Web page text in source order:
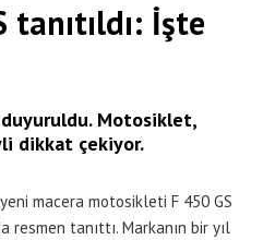
tanıtıldı: İşte
duyuruldu. Motosiklet,
dikkat çekiyor.
macera motosikleti F 450 GS
resmen tanıttı. Markanın bir yıl